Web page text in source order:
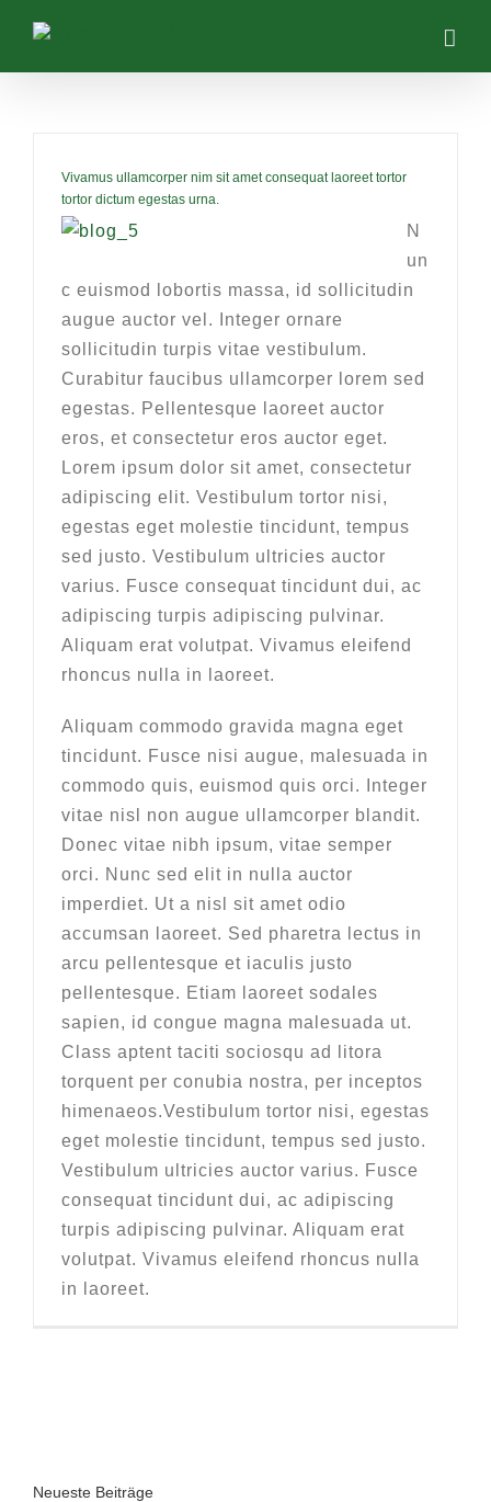
Inhalt
springen
Vivamus ullamcorper nim sit amet consequat laoreet tortor
tortor dictum egestas urna.
N
un
c euismod lobortis massa, id sollicitudin
augue auctor vel. Integer ornare
sollicitudin turpis vitae vestibulum.
Curabitur faucibus ullamcorper lorem sed
egestas. Pellentesque laoreet auctor
eros, et consectetur eros auctor eget.
Lorem ipsum dolor sit amet, consectetur
adipiscing elit. Vestibulum tortor nisi,
egestas eget molestie tincidunt, tempus
sed justo. Vestibulum ultricies auctor
varius. Fusce consequat tincidunt dui, ac
adipiscing turpis adipiscing pulvinar.
Aliquam erat volutpat. Vivamus eleifend
rhoncus nulla in laoreet.
Aliquam commodo gravida magna eget
tincidunt. Fusce nisi augue, malesuada in
commodo quis, euismod quis orci. Integer
vitae nisl non augue ullamcorper blandit.
Donec vitae nibh ipsum, vitae semper
orci. Nunc sed elit in nulla auctor
imperdiet. Ut a nisl sit amet odio
accumsan laoreet. Sed pharetra lectus in
arcu pellentesque et iaculis justo
pellentesque. Etiam laoreet sodales
sapien, id congue magna malesuada ut.
Class aptent taciti sociosqu ad litora
torquent per conubia nostra, per inceptos
himenaeos.Vestibulum tortor nisi, egestas
eget molestie tincidunt, tempus sed justo.
Vestibulum ultricies auctor varius. Fusce
consequat tincidunt dui, ac adipiscing
turpis adipiscing pulvinar. Aliquam erat
volutpat. Vivamus eleifend rhoncus nulla
in laoreet.
Neueste Beiträge